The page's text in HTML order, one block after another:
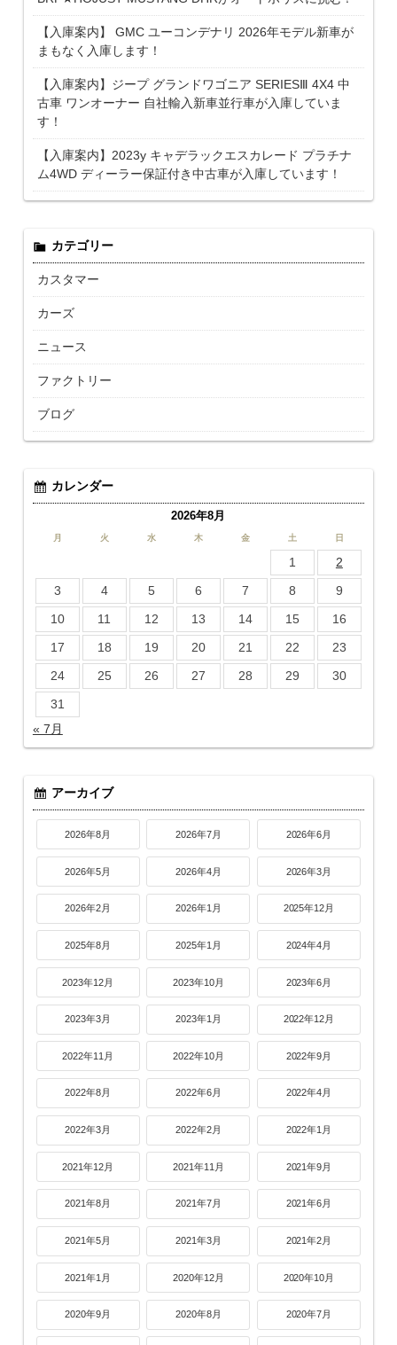
【入庫案内】 GMC ユーコンデナリ 2026年モデル新車が
まもなく入庫します！
【入庫案内】ジープ グランドワゴニア SERIESⅢ 4X4 中
古車 ワンオーナー 自社輸入新車並行車が入庫していま
す！
【入庫案内】2023y キャデラックエスカレード プラチナ
ム4WD ディーラー保証付き中古車が入庫しています！
カテゴリー
カスタマー
カーズ
ニュース
ファクトリー
ブログ
カレンダー
2026年8月
月 火 水 木 金 土 日
1
2
3
4 5 6 7 8
9
10
11 12 13 14 15
16
17
18 19 20 21 22
23
24
25 26 27 28 29
30
31
« 7月
アーカイブ
2026年8月 2026年7月 2026年6月
2026年5月 2026年4月 2026年3月
2026年2月 2026年1月 2025年12月
2025年8月 2025年1月 2024年4月
2023年12月 2023年10月 2023年6月
2023年3月 2023年1月 2022年12月
2022年11月 2022年10月 2022年9月
2022年8月 2022年6月 2022年4月
2022年3月 2022年2月 2022年1月
2021年12月 2021年11月 2021年9月
2021年8月 2021年7月 2021年6月
2021年5月 2021年3月 2021年2月
2021年1月 2020年12月 2020年10月
2020年9月 2020年8月 2020年7月